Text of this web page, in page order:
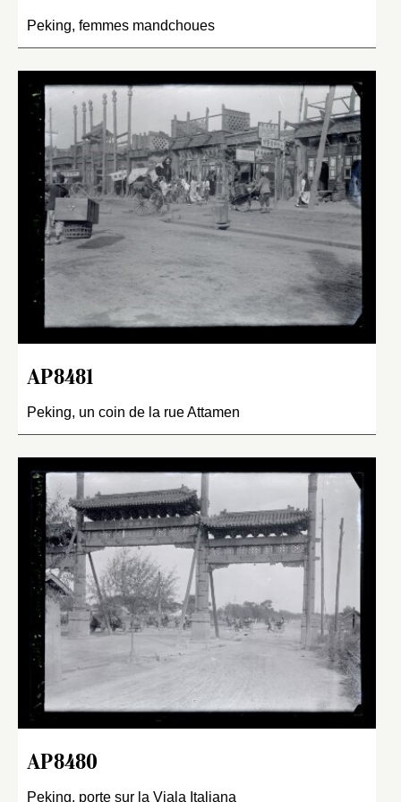
Peking, femmes mandchoues
AP8481
Peking, un coin de la rue Attamen
AP8480
Peking, porte sur la Viala Italiana